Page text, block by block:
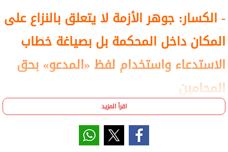
- الكسار: جوهر الأزمة لا يتعلق بالنزاع على
المكان داخل المحكمة بل بصياغة خطاب
الاستدعاء واستخدام لفظ «المدعو» بحق
المحامين
أكد محمد الكسار، وكيل نقابة المحامين، أن أزمة
محكمة السويس المتعلقة بالنزاع حول المكان
اقرأ المزيد